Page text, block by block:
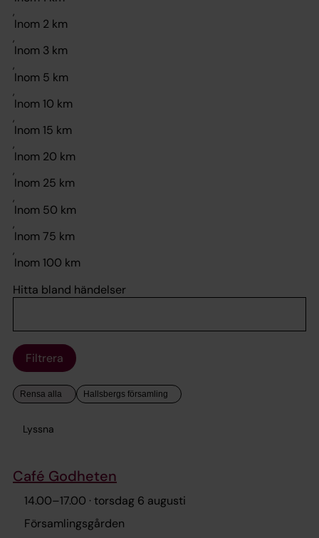
,
,
,
,
,
,
,
,
,
,
Hitta bland händelser
Filtrera
Lyssna
Café Godheten
14.00–17.00 · torsdag 6 augusti
Församlingsgården